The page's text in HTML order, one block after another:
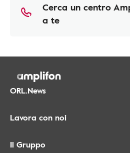
Cerca un centro
a te
ORL.News
Lavora con noi
Il Gruppo